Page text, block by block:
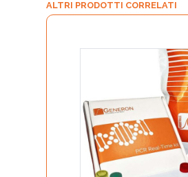
ALTRI PRODOTTI CORRELATI